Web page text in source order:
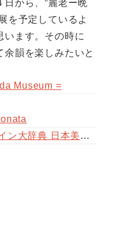
を予定しているよ
います。その時に
韻を楽しみたいと
Museum =
日本美術のお勉強ができます